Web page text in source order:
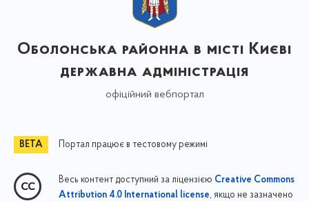
Оболонська районна в місті Києві
державна адміністрація
офіційний вебпортал
Портал працює в тестовому режимі
Весь контент доступний за ліцензією Creative Commons
Attribution 4.0 International license, якщо не зазначено